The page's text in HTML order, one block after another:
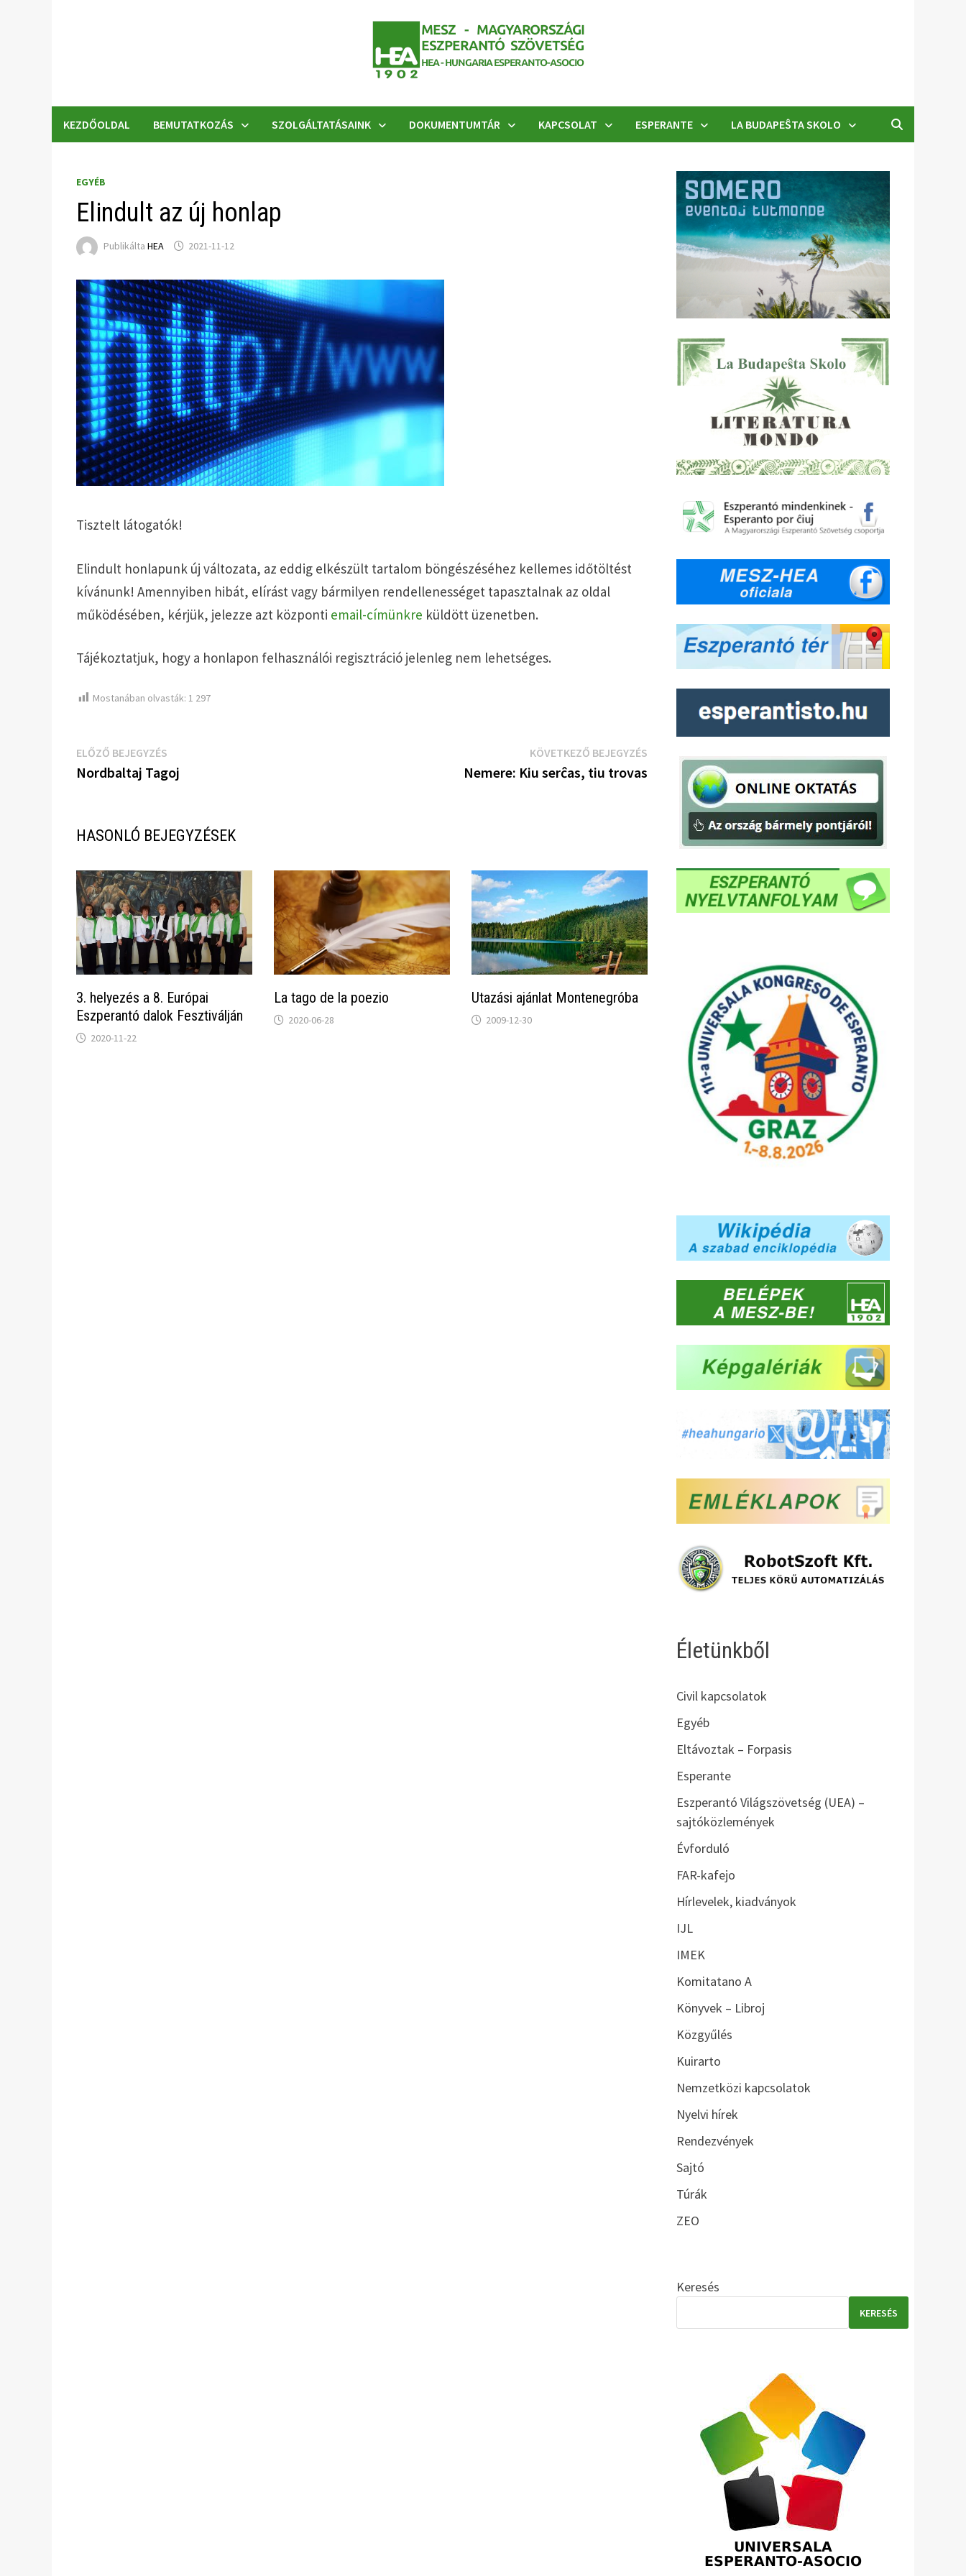
KEZDŐOLDAL BEMUTATKOZÁS SZOLGÁLTATÁSAINK DOKUMENTUMTÁR KAPCSOLAT ESPERANTE LA BUDAPEŜTA SKOLO
EGYÉB
Elindult az új honlap
PublikáltaHEA 2021-11-12
Tisztelt látogatók!
Elindult honlapunk új változata, az eddig elkészült tartalom böngészéséhez kellemes időtöltést
kívánunk! Amennyiben hibát, elírást vagy bármilyen rendellenességet tapasztalnak az oldal
működésében, kérjük, jelezze azt központi email-címünkre küldött üzenetben.
Tájékoztatjuk, hogy a honlapon felhasználói regisztráció jelenleg nem lehetséges.
Mostanában olvasták: 1 297
Bejegyzés
navigáció
ELŐZŐ BEJEGYZÉS
bejegyzés:
Nordbaltaj Tagoj
KÖVETKEZŐ BEJEGYZÉSKövetkező
bejegyzés:
Nemere: Kiu serĉas, tiu trovas
HASONLÓ BEJEGYZÉSEK
3. helyezés a 8. Európai
Eszperantó dalok Fesztiválján
2020-11-22
La tago de la poezio
2020-06-28
Utazási ajánlat Montenegróba
2009-12-30
Életünkből
Civil kapcsolatok
Egyéb
Eltávoztak – Forpasis
Esperante
Eszperantó Világszövetség (UEA) –
sajtóközlemények
Évforduló
FAR-kafejo
Hírlevelek, kiadványok
IJL
IMEK
Komitatano A
Könyvek – Libroj
Közgyűlés
Kuirarto
Nemzetközi kapcsolatok
Nyelvi hírek
Rendezvények
Sajtó
Túrák
ZEO
Keresés
KERESÉS